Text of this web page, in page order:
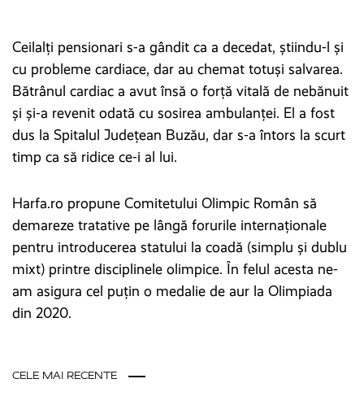
Ceilalți pensionari s-a gândit ca a decedat, știindu-l și
cu probleme cardiace, dar au chemat totuși salvarea.
Bătrânul cardiac a avut însă o forță vitală de nebănuit
și și-a revenit odată cu sosirea ambulanței. El a fost
dus la Spitalul Județean Buzău, dar s-a întors la scurt
timp ca să ridice ce-i al lui.
Harfa.ro propune Comitetului Olimpic Român să
demareze tratative pe lângă forurile internaționale
pentru introducerea statului la coadă (simplu și dublu
mixt) printre disciplinele olimpice. În felul acesta ne-
am asigura cel puțin o medalie de aur la Olimpiada
din 2020.
CELE MAI RECENTE